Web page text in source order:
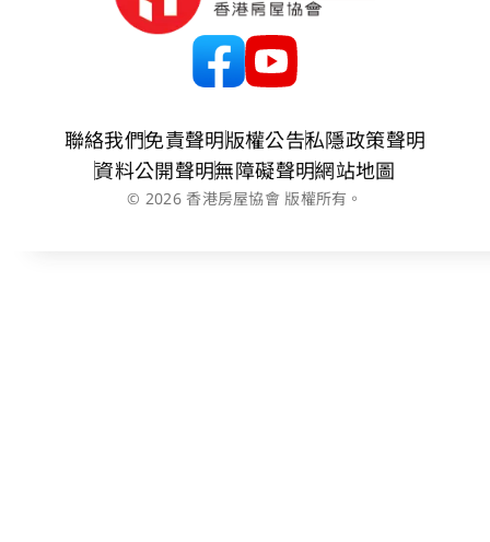
聯絡我們免責聲明版權公告私隱政策聲明
資料公開聲明無障礙聲明網站地圖
© 2026 香港房屋協會 版權所有。